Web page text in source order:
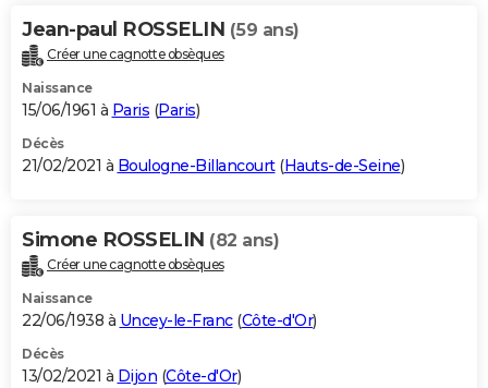
Jean-paul ROSSELIN (59 ans)
Créer une cagnotte obsèques
Naissance
15/06/1961 à Paris (Paris)
Décès
21/02/2021 à Boulogne-Billancourt(Hauts-de-Seine)
Simone ROSSELIN (82 ans)
Créer une cagnotte obsèques
Naissance
22/06/1938 à Uncey-le-Franc(Côte-d'Or)
Décès
13/02/2021 à Dijon (Côte-d'Or)